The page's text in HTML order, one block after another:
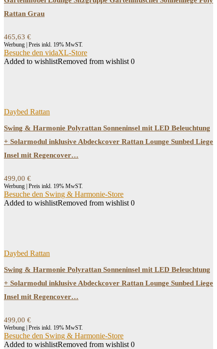
Rattan Grau
465,63 €
Werbung | Preis inkl. 19% MwST.
Besuche den vidaXL-Store
Added to wishlistRemoved from wishlist 0
Daybed Rattan
Swing & Harmonie Polyrattan Sonneninsel mit LED Beleuchtung
+ Solarmodul inklusive Abdeckcover Rattan Lounge Sunbed Liege
Insel mit Regencover…
499,00 €
Werbung | Preis inkl. 19% MwST.
Besuche den Swing & Harmonie-Store
Added to wishlistRemoved from wishlist 0
Daybed Rattan
Swing & Harmonie Polyrattan Sonneninsel mit LED Beleuchtung
+ Solarmodul inklusive Abdeckcover Rattan Lounge Sunbed Liege
Insel mit Regencover…
499,00 €
Werbung | Preis inkl. 19% MwST.
Besuche den Swing & Harmonie-Store
Added to wishlistRemoved from wishlist 0